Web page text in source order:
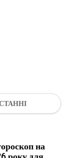
на